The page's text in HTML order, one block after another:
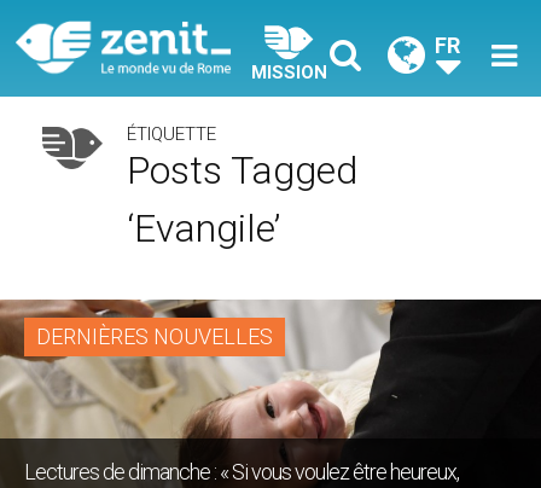
MISSION
FR
ÉTIQUETTE
Posts Tagged
‘evangile’
DERNIÈRES NOUVELLES
Lectures de dimanche : « Si vous voulez être heureux,